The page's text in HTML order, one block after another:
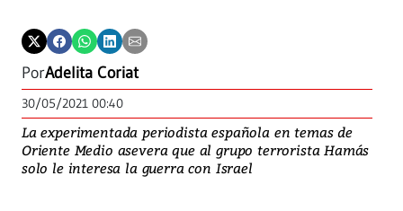
PorAdelita Coriat
30/05/2021 00:40
La experimentada periodista española en temas de
Oriente Medio asevera que al grupo terrorista Hamás
solo le interesa la guerra con Israel